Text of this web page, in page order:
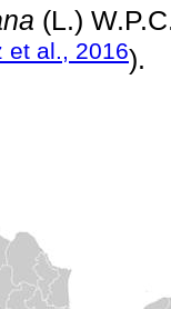
(L.)
et al., 2016).